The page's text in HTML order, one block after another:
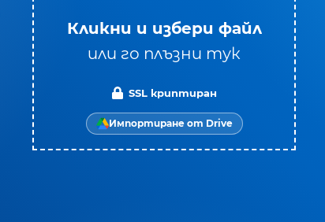
Кликни и избери файл
или го плъзни тук
SSL криптиран
Импортиране от Drive